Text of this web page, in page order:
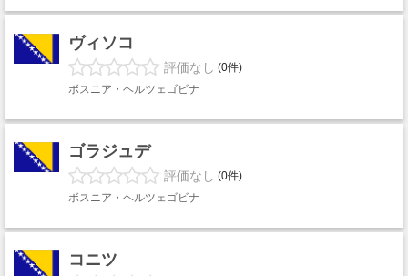
ヴィソコ
評価なし (0件)
ボスニア・ヘルツェゴビナ
ゴラジュデ
評価なし (0件)
ボスニア・ヘルツェゴビナ
コニツ